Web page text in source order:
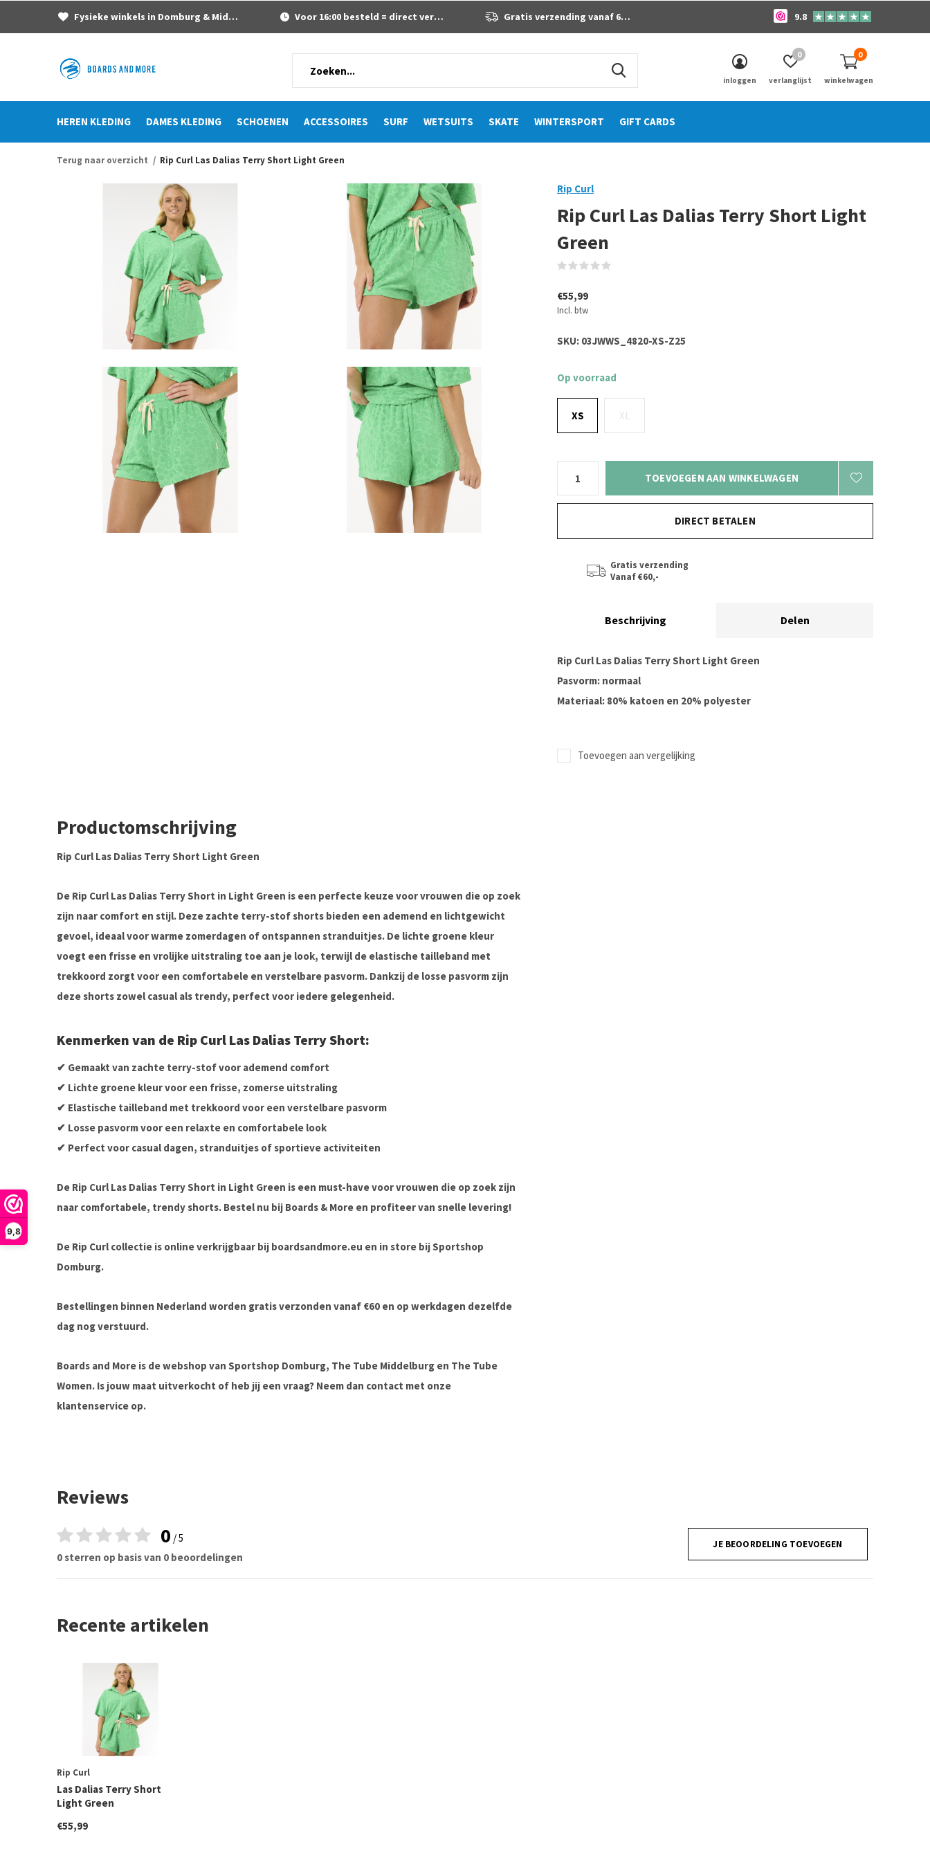
9,8
HEREN KLEDING DAMES KLEDING SCHOENEN ACCESSOIRES SURF WETSUITS SKATE WINTERSPORT GIFT CARDS
inloggen verlanglijst
0
winkelwagen
0
Fysieke winkels in Domburg & Middelburg Voor 16:00 besteld = direct verzonden Gratis verzending vanaf 60 euro 9.8
Terug naar overzicht Rip Curl Las Dalias Terry Short Light Green
Rip Curl
Rip Curl Las Dalias Terry Short Light
Green
€55,99
Incl. btw
SKU: 03JWWS_4820-XS-Z25
Op voorraad
XS XL
TOEVOEGEN AAN WINKELWAGEN
DIRECT BETALEN
Gratis verzending
Vanaf €60,-
Beschrijving Delen
Rip Curl Las Dalias Terry Short Light Green
Pasvorm: normaal
Materiaal: 80% katoen en 20% polyester
Toevoegen aan vergelijking
Productomschrijving
Rip Curl Las Dalias Terry Short Light Green
De Rip Curl Las Dalias Terry Short in Light Green is een perfecte keuze voor vrouwen die op zoek
zijn naar comfort en stijl. Deze zachte terry-stofshorts bieden een ademend en lichtgewicht
gevoel, ideaal voor warme zomerdagen of ontspannen stranduitjes. De lichte groene kleur
voegt een frisse en vrolijke uitstraling toe aan je look, terwijl de elastische tailleband met
trekkoord zorgt voor een comfortabele en verstelbare pasvorm. Dankzij de losse pasvorm zijn
deze shorts zowel casual als trendy, perfect voor iedere gelegenheid.
Kenmerken van de Rip Curl Las Dalias Terry Short:
✔ Gemaakt van zachte terry-stofvoor ademend comfort
✔ Lichte groene kleurvoor een frisse, zomerse uitstraling
✔ Elastische tailleband met trekkoord voor een verstelbare pasvorm
✔ Losse pasvormvoor een relaxte en comfortabele look
✔ Perfect voor casual dagen, stranduitjes of sportieve activiteiten
De Rip Curl Las Dalias Terry Short in Light Green is een must-have voor vrouwen die op zoek zijn
naar comfortabele, trendy shorts. Bestel nu bij Boards & More en profiteer van snelle levering!
De Rip Curl collectie is online verkrijgbaar bij boardsandmore.eu en in store bij Sportshop
Domburg.
Bestellingen binnen Nederland worden gratis verzonden vanaf €60 en op werkdagen dezelfde
dag nog verstuurd.
Boards and More is de webshop van Sportshop Domburg, The Tube Middelburg en The Tube
Women. Is jouw maat uitverkocht of heb jij een vraag? Neem dan contact met onze
klantenservice op.
Reviews
0 / 5
0 sterren op basis van 0 beoordelingen
JE BEOORDELING TOEVOEGEN
Recente artikelen
Rip Curl
Las Dalias Terry Short
Light Green
€55,99